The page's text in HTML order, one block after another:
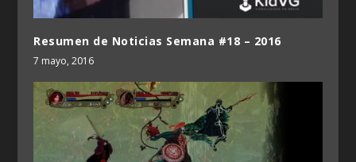
Resumen de Noticias Semana #18 – 2016
7 mayo, 2016